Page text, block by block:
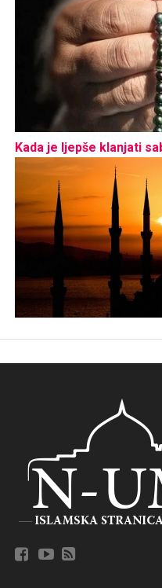
Kada je ljepše klanjati